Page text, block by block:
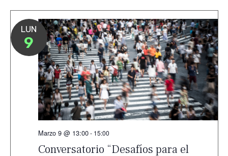
LUN
9
Conversatorio “Desafíos para el
Marzo 9 @ 13:00- 15:00